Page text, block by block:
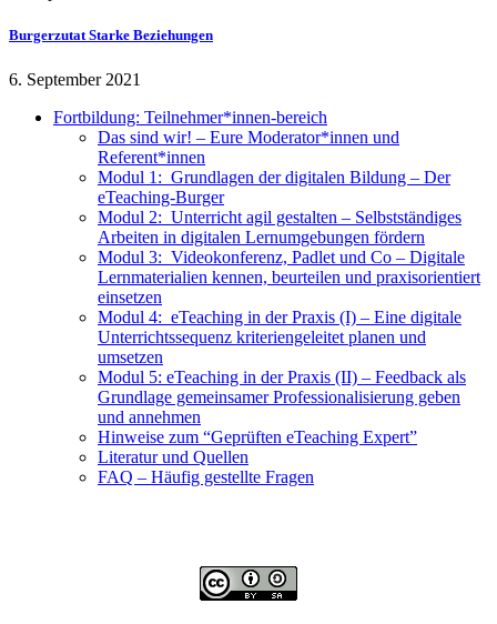
Burgerzutat Starke Beziehungen
6. September 2021
Fortbildung: Teilnehmer*innen-bereich
Das sind wir! – Eure Moderator*innen und
Referent*innen
Modul 1: Grundlagen der digitalen Bildung – Der
eTeaching-Burger
Modul 2: Unterricht agil gestalten – Selbstständiges
Arbeiten in digitalen Lernumgebungen fördern
Modul 3: Videokonferenz, Padlet und Co – Digitale
Lernmaterialien kennen, beurteilen und praxisorientiert
einsetzen
Modul 4: eTeaching in der Praxis (I) – Eine digitale
Unterrichtssequenz kriteriengeleitet planen und
umsetzen
Modul 5: eTeaching in der Praxis (II) – Feedback als
Grundlage gemeinsamer Professionalisierung geben
und annehmen
Hinweise zum “Geprüften eTeaching Expert”
Literatur und Quellen
FAQ – Häufig gestellte Fragen